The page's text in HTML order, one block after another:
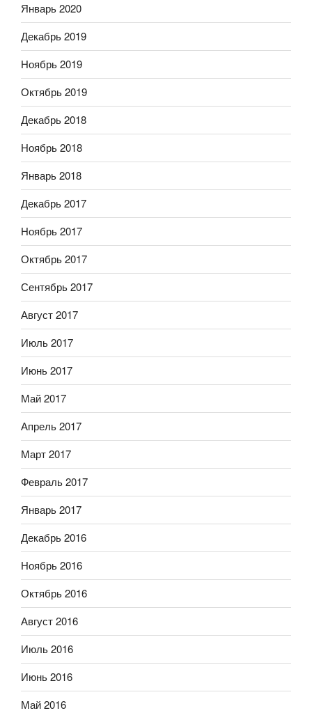
Январь 2020
Декабрь 2019
Ноябрь 2019
Октябрь 2019
Декабрь 2018
Ноябрь 2018
Январь 2018
Декабрь 2017
Ноябрь 2017
Октябрь 2017
Сентябрь 2017
Август 2017
Июль 2017
Июнь 2017
Май 2017
Апрель 2017
Март 2017
Февраль 2017
Январь 2017
Декабрь 2016
Ноябрь 2016
Октябрь 2016
Август 2016
Июль 2016
Июнь 2016
Май 2016